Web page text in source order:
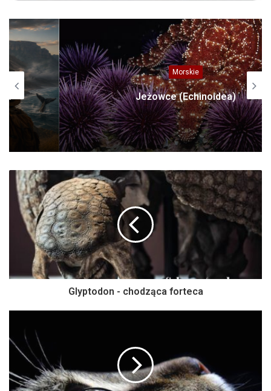
Morskie
Jeżowce (Echinoidea)
Glyptodon - chodząca forteca